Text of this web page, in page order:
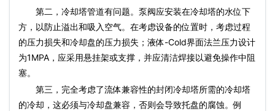
第二，冷却塔管道有问题。泵阀应安装在冷却塔的水位下
方，以防止溢出和吸入空气。在考虑设备的位置时，考虑过程
的压力损失和冷却盘的压力损失；液体-Cold界面法兰压力设计
为1MPA，应采用悬挂架或支撑，并应清洁焊接以避免操作中阻
塞。
第三，完全考虑了流体兼容性的封闭冷却塔所需的冷却塔
的冷却，这必须与冷却盘兼容，否则会导致托盘的腐蚀。例